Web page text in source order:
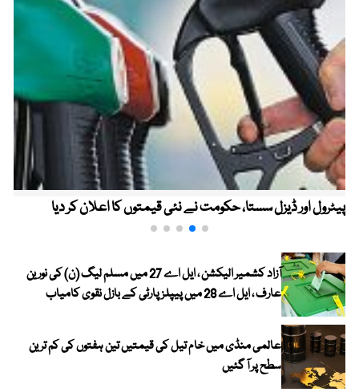
پیٹرول اور ڈیزل سستا، حکومت نے نئی قیمتوں کا اعلان کر دیا
آزاد کشمیر الیکشن ، ایل اے 27 میں مسلم لیگ (ن) کی نورین
عارف ، ایل اے 28 میں پیپلز پارٹی کے بازل نقوی کامیاب
عالمی منڈی میں خام تیل کی قیمتیں تین ہفتوں کی کم ترین
سطح پر آ گئیں